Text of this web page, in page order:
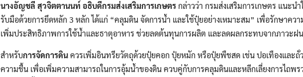
นางอัญชลี สุวจิตตานนท์ อธิบดีกรมส่งเสริมการเกษตรกล่าวว่า กรมส่งเสริมการเกษตร แนะน
รับมือด้วยการยึดหลัก 3 หลัก ได้แก่ “คลุมดิน จัดการน้ำ และใช้ปุ๋ยอย่างเหมาะสม” เพื่อรักษาคว
เพิ่มประสิทธิภาพการใช้น้ำและธาตุอาหาร ช่วยลดต้นทุนการผลิต และลดผลกระทบจากภาวะฝน
สำหรับการจัดการดินควรเพิ่มอินทรียวัตถุด้วยปุ๋ยคอก ปุ๋ยหมัก หรือปุ๋ยพืชสด เช่น ปอเทืองและถั่
ความชื้น เพื่อเพิ่มความสามารถในการอุ้มน้ำของดิน ควบคู่กับการคลุมดินและหลีกเลี่ยงการไถพ